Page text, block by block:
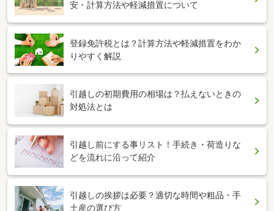
安・計算方法や軽減措置について
登録免許税とは？計算方法や軽減措置をわか
りやすく解説
引越しの初期費用の相場は？払えないときの
対処法とは
引越し前にする事リスト！手続き・荷造りな
どを流れに沿って紹介
引越しの挨拶は必要？適切な時間や粗品・手
土産の選び方